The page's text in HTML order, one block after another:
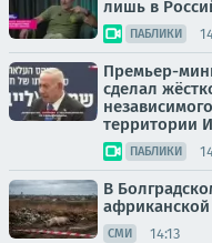
лишь в
ПАБЛИКИ
Премьер-
сделал
территории
ПАБЛИКИ
В
СМИ 14:13